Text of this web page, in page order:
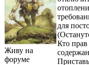
Живу на
форуме
для
Кто прав